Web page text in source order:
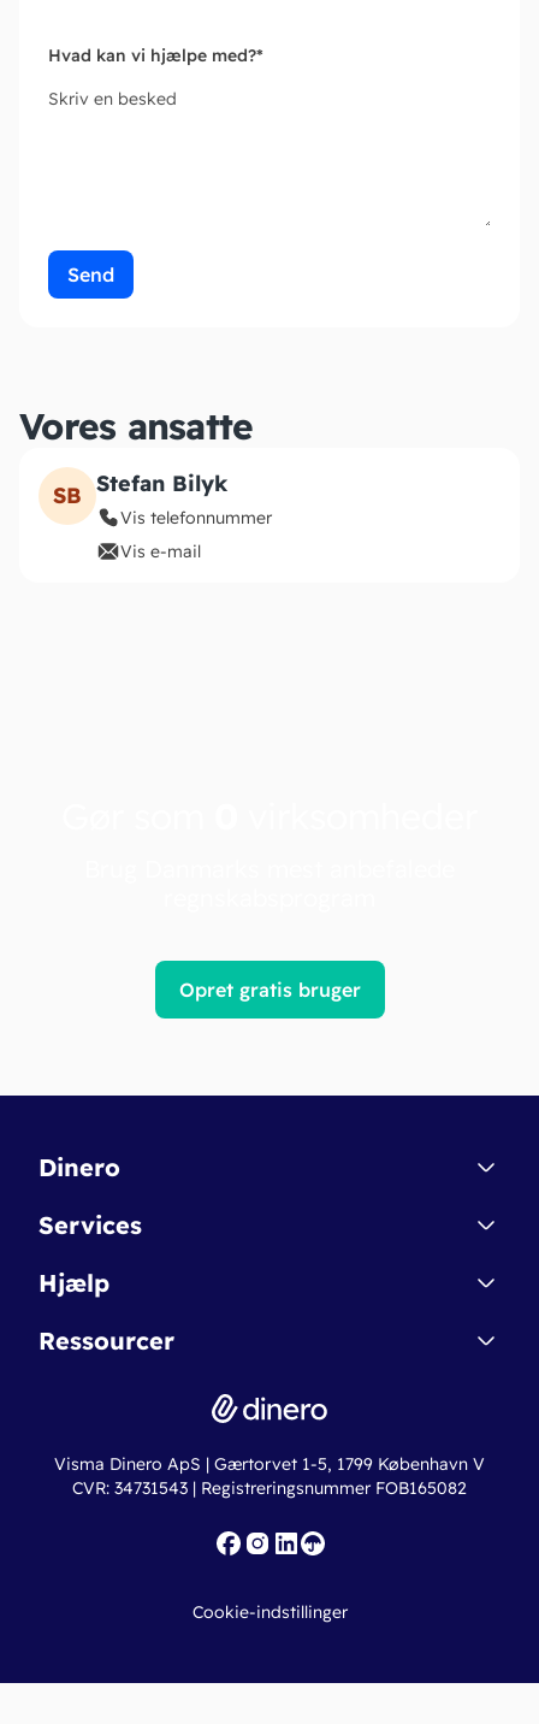
Hvad kan vi hjælpe med?*
Skriv en besked
Send
Vores ansatte
SB Stefan Bilyk
Vis telefonnummer
Vis e-mail
Opret gratis bruger
Dinero
Kontakt
Betingelser & Sikkerhed
Nye funktioner
Services
Dinero Starter
Dinero Pro
Erhvervslån
Fakturaskabeloner
Hjælp
Regnskabsordbogen
Online regnskabskurser
Ressourcer
Ny virksomhed
Iværksætterlegat
Visma Dinero ApS | Gærtorvet 1-5, 1799 København V
CVR: 34731543 | Registreringsnummer FOB165082
Cookie-indstillinger